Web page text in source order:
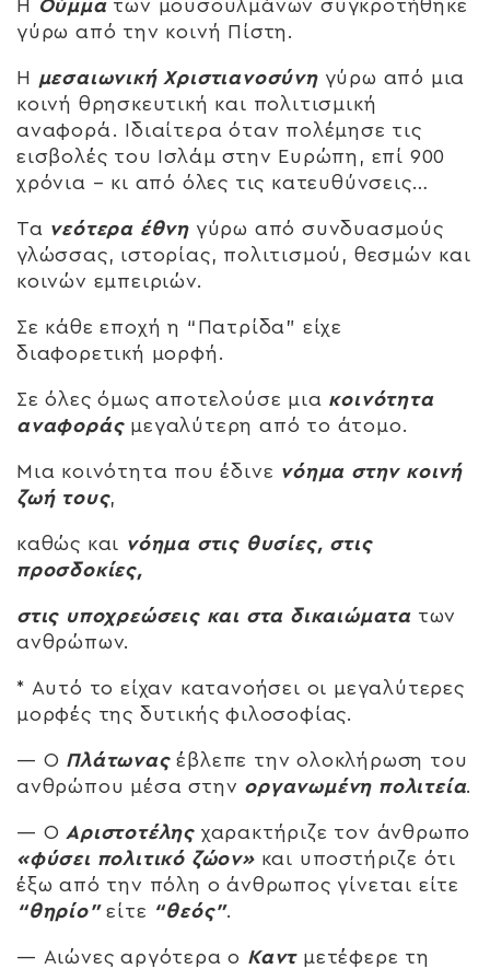
Η Ούμματων μουσουλμάνων συγκροτήθηκε
γύρω από την κοινή Πίστη.
Η μεσαιωνική Χριστιανοσύνηγύρω από μια
κοινή θρησκευτική και πολιτισμική
αναφορά. Ιδιαίτερα όταν πολέμησε τις
εισβολές του Ισλάμ στην Ευρώπη, επί 900
χρόνια – κι από όλες τις κατευθύνσεις…
Τα νεότερα έθνη γύρω από συνδυασμούς
γλώσσας, ιστορίας, πολιτισμού, θεσμών και
κοινών εμπειριών.
Σε κάθε εποχή η “Πατρίδα” είχε
διαφορετική μορφή.
Σε όλες όμως αποτελούσε μια κοινότητα
αναφοράςμεγαλύτερη από το άτομο.
Μια κοινότητα που έδινε νόημα στην κοινή
ζωή τους,
καθώς και νόημα στις θυσίες, στις
προσδοκίες,
στις υποχρεώσεις και στα δικαιώματα των
ανθρώπων.
* Αυτό το είχαν κατανοήσει οι μεγαλύτερες
μορφές της δυτικής φιλοσοφίας.
— Ο Πλάτωναςέβλεπε την ολοκλήρωση του
ανθρώπου μέσα στην οργανωμένη πολιτεία.
— Ο Αριστοτέλης χαρακτήριζε τον άνθρωπο
«φύσει πολιτικό ζώον»και υποστήριζε ότι
έξω από την πόλη ο άνθρωπος γίνεται είτε
“θηρίο”είτε “θεός”.
— Αιώνες αργότερα ο Καντμετέφερε τη